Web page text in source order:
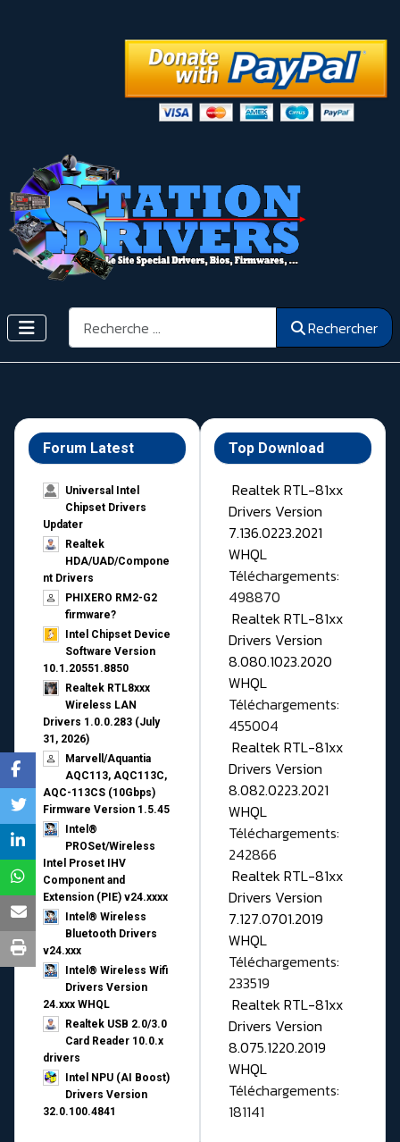
Rechercher Rechercher
Forum Latest
Universal Intel
Chipset Drivers
Updater​
Realtek
HDA/UAD/Compone
nt Drivers
PHIXERO RM2-G2
firmware?
Intel Chipset Device
Software Version
10.1.20551.8850
Realtek RTL8xxx
Wireless LAN
Drivers 1.0.0.283 (July
31, 2026)
Marvell/Aquantia
AQC113, AQC113C,
AQC-113CS (10Gbps)
Firmware Version 1.5.45
Intel®
PROSet/Wireless
Intel Proset IHV
Component and
Extension (PIE) v24.xxxx
Intel® Wireless
Bluetooth Drivers
v24.xxx
Intel® Wireless Wifi
Drivers Version
24.xxx WHQL
Realtek USB 2.0/3.0
Card Reader 10.0.x
drivers
Intel NPU (AI Boost)
Drivers Version
32.0.100.4841
Top Download
Realtek RTL-81xx
Drivers Version
7.136.0223.2021
WHQL
Téléchargements:
498870
Realtek RTL-81xx
Drivers Version
8.080.1023.2020
WHQL
Téléchargements:
455004
Realtek RTL-81xx
Drivers Version
8.082.0223.2021
WHQL
Téléchargements:
242866
Realtek RTL-81xx
Drivers Version
7.127.0701.2019
WHQL
Téléchargements:
233519
Realtek RTL-81xx
Drivers Version
8.075.1220.2019
WHQL
Téléchargements:
181141